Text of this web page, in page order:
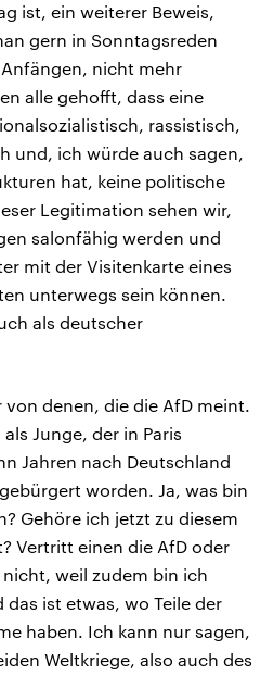
ist, ein weiterer Beweis,
gern in Sonntagsreden
nicht mehr
alle gehofft, dass eine
rassistisch,
und, ich würde auch sagen,
hat, keine politische
Legitimation sehen wir,
salonfähig werden und
mit der Visitenkarte eines
unterwegs sein können.
als deutscher
von denen, die die AfD meint.
Junge, der in Paris
Jahren nach Deutschland
worden. Ja, was bin
Gehöre ich jetzt zu diesem
Vertritt einen die AfD oder
weil zudem bin ich
ist etwas, wo Teile der
haben. Ich kann nur sagen,
Weltkriege, also auch des